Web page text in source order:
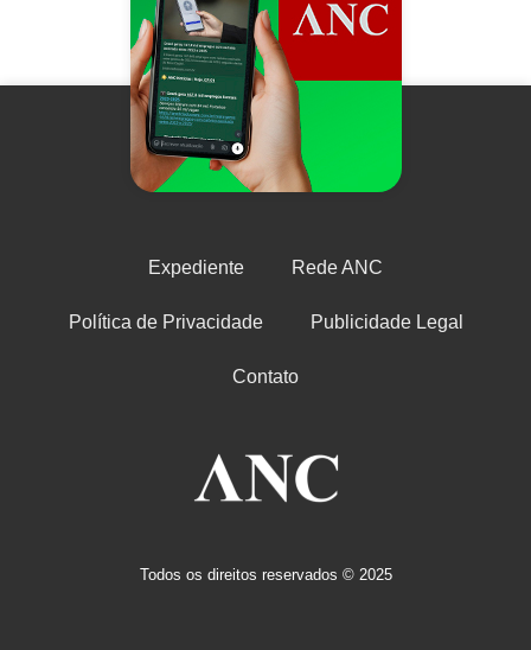
Expediente Rede ANC
Política de Privacidade Publicidade Legal
Contato
Todos os direitos reservados © 2025